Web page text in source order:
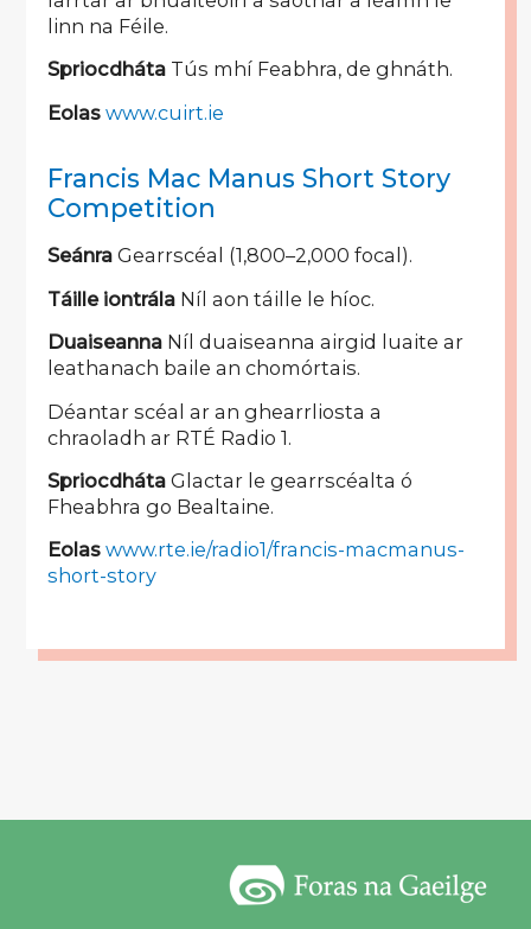
linn na Féile.
Spriocdháta Tús mhí Feabhra, de ghnáth.
Eolaswww.cuirt.ie
Francis Mac Manus Short Story
Competition
Seánra Gearrscéal (1,800–2,000 focal).
Táille iontrála Níl aon táille le híoc.
Duaiseanna Níl duaiseanna airgid luaite ar
leathanach baile an chomórtais.
Déantar scéal ar an ghearrliosta a
chraoladh ar RTÉ Radio 1.
Spriocdháta Glactar le gearrscéalta ó
Fheabhra go Bealtaine.
Eolaswww.rte.ie/radio1/francis-macmanus-
short-story